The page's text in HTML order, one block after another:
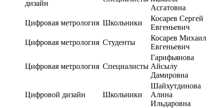
дизайн
Асгатовна
Цифровая метрология Школьники
Косарев Сергей
Евгеньевич
Цифровая метрология Студенты
Косарев Михаил
Евгеньевич
Цифровая метрология Специалисты
Гарифьянова
Айсылу
Дамировна
Цифровой дизайн Школьники
Шайхутдинова
Алина
Ильдаровна